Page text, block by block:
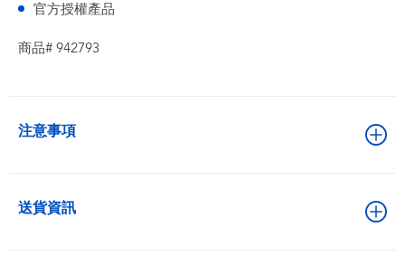
官方授權產品
商品# 942793
注意事項
送貨資訊